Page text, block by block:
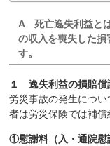
A
死亡逸失利益と
の収入を喪失した損
す。
１逸失利益の損賠
労災事故の発生につ
者は労災保険では補償
①慰謝料（入・通院慰